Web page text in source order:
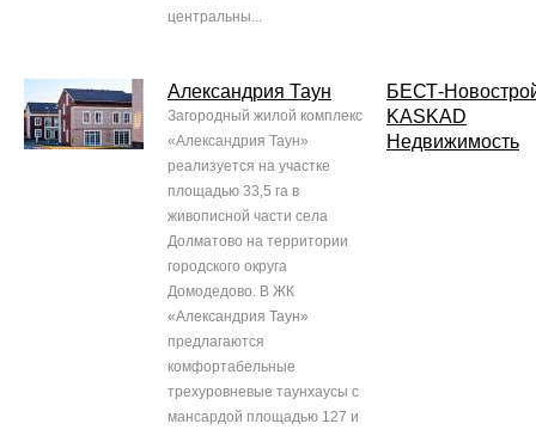
центральны...
Александрия Таун
Загородный жилой комплекс
«Александрия Таун»
реализуется на участке
площадью 33,5 га в
живописной части села
Долматово на территории
городского округа
Домодедово. В ЖК
«Александрия Таун»
предлагаются
комфортабельные
трехуровневые таунхаусы с
мансардой площадью 127 и
БЕСТ-
KASKAD
Недвижимость